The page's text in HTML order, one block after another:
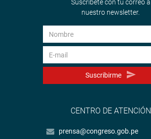
Suscríbete con tu correo a
nuestro newsletter.
Suscribirme
CENTRO DE ATENCIÓN
prensa@congreso.gob.pe